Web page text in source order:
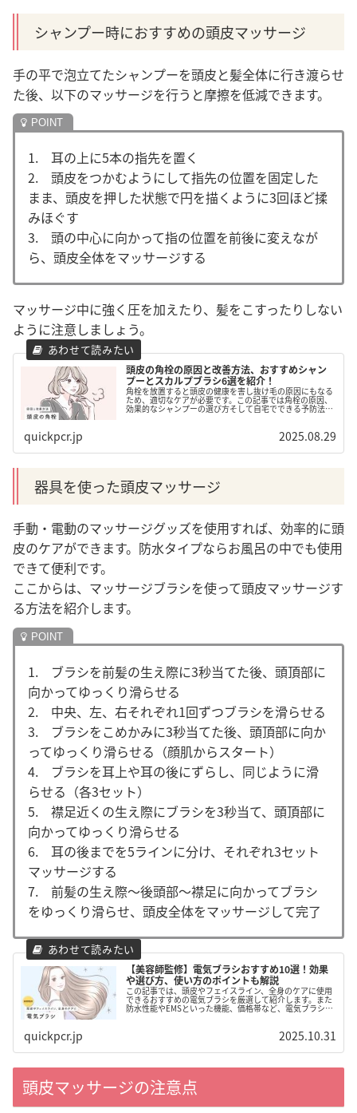
シャンプー時におすすめの頭皮マッサージ
手の平で泡立てたシャンプーを頭皮と髪全体に行き渡らせ
た後、以下のマッサージを行うと摩擦を低減できます。
1. 耳の上に5本の指先を置く
2. 頭皮をつかむようにして指先の位置を固定した
まま、頭皮を押した状態で円を描くように3回ほど揉
みほぐす
3. 頭の中心に向かって指の位置を前後に変えなが
ら、頭皮全体をマッサージする
マッサージ中に強く圧を加えたり、髪をこすったりしない
ように注意しましょう。
頭皮の角栓の原因と改善方法、おすすめシャン
プーとスカルプブラシ6選を紹介！
角栓を放置すると頭皮の健康を害し抜け毛の原因にもなる
ため、適切なケアが必要です。この記事では角栓の原因、
効果的なシャンプーの選び方そして自宅でできる予防法を
詳しく解説します。健康的な頭皮を保つための対策を学
quickpcr.jp 2025.08.29
器具を使った頭皮マッサージ
手動・電動のマッサージグッズを使用すれば、効率的に頭
皮のケアができます。防水タイプならお風呂の中でも使用
できて便利です。
ここからは、マッサージブラシを使って頭皮マッサージす
る方法を紹介します。
1. ブラシを前髪の生え際に3秒当てた後、頭頂部に
向かってゆっくり滑らせる
2. 中央、左、右それぞれ1回ずつブラシを滑らせる
3. ブラシをこめかみに3秒当てた後、頭頂部に向か
ってゆっくり滑らせる（顔肌からスタート）
4. ブラシを耳上や耳の後にずらし、同じように滑
らせる（各3セット）
5. 襟足近くの生え際にブラシを3秒当て、頭頂部に
向かってゆっくり滑らせる
6. 耳の後までを5ラインに分け、それぞれ3セット
マッサージする
7. 前髪の生え際～後頭部～襟足に向かってブラシ
をゆっくり滑らせ、頭皮全体をマッサージして完了
【美容師監修】電気ブラシおすすめ10選！効果
や選び方、使い方のポイントも解説
この記事では、頭皮やフェイスライン、全身のケアに使用
できるおすすめの電気ブラシを厳選して紹介します。また
防水性能やEMSといった機能、価格帯など、電気ブラシを
quickpcr.jp 2025.10.31
頭皮マッサージの注意点